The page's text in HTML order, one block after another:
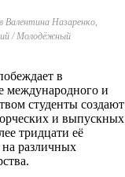
Валентина Назаренко,
/ Молодёжный
в
международного и
студенты создают
и выпускных
тридцати её
различных